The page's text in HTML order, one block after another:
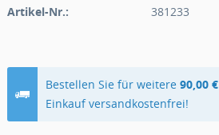
Artikel-Nr.: 381233
Bestellen Sie für weitere90,00 €
Einkauf versandkostenfrei!